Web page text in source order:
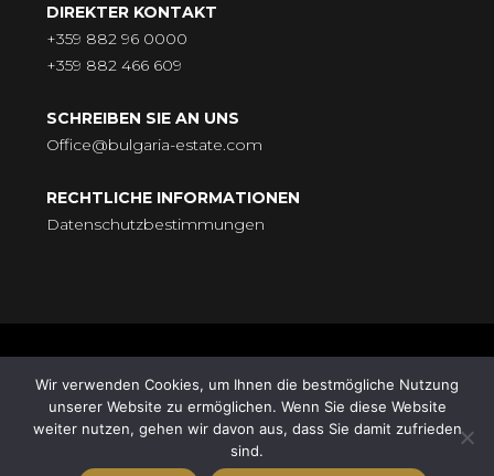
DIREKTER KONTAKT
+359 882 96 0000
+359 882 466 609
SCHREIBEN SIE AN UNS
Office@bulgaria-estate.com
RECHTLICHE INFORMATIONEN
Datenschutzbestimmungen
© BULGARIA-ESTATE - Всички права запазени. Адрес: бул.
„Княгиня Мария Луиза“ № 9, ет. 5, 9000 Варна |
Поддръжка отHomeGrid| Synchronisation von Standort
Wir verwenden Cookies, um Ihnen die bestmögliche Nutzung
unserer Website zu ermöglichen. Wenn Sie diese Website
weiter nutzen, gehen wir davon aus, dass Sie damit zufrieden
sind.